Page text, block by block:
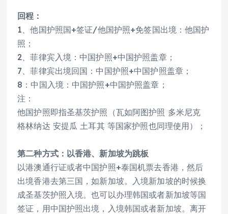
回程：
1、他国护照国+签证/他国护照+免签国出境：他国护
照；
2、菲律宾入境：中国护照+中国护照盖章；
7、菲律宾出境回国：中国护照+中国护照盖章；
8：中国入境：中国护照+中国护照盖章；
注：
他国护照即指圣基茨护照（瓦如阿图护照 多米尼克
格林纳达 安提瓜 土耳其 等国家护照也同理使用）；
第二种方式：以香港、新加坡为跳板
以港澳通行证或者中国护照+泰国机票去香港，然后
出境香港去第三国，如新加坡。入境新加坡的时候换
成圣基茨护照入境。也可以办理韩国或者新加坡等国
签证，用中国护照出境，入境韩国或者新加坡。离开